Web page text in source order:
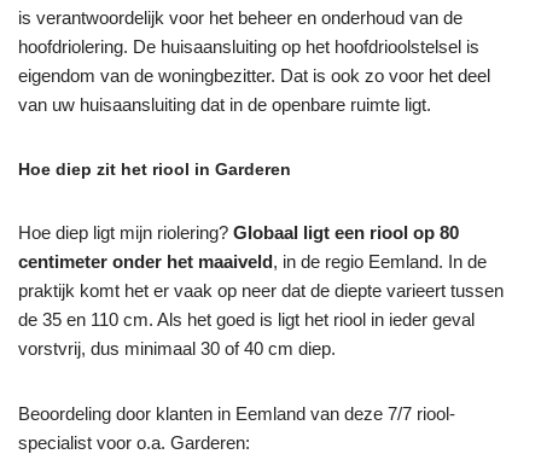
is verantwoordelijk voor het beheer en onderhoud van de
hoofdriolering. De huisaansluiting op het hoofdrioolstelsel is
eigendom van de woningbezitter. Dat is ook zo voor het deel
van uw huisaansluiting dat in de openbare ruimte ligt.
Hoe diep zit het riool in Garderen
Hoe diep ligt mijn riolering? Globaal ligt een riool op 80
centimeter onder het maaiveld, in de regio Eemland. In de
praktijk komt het er vaak op neer dat de diepte varieert tussen
de 35 en 110 cm. Als het goed is ligt het riool in ieder geval
vorstvrij, dus minimaal 30 of 40 cm diep.
Beoordeling door klanten in Eemland van deze 7/7 riool-
specialist voor o.a. Garderen: